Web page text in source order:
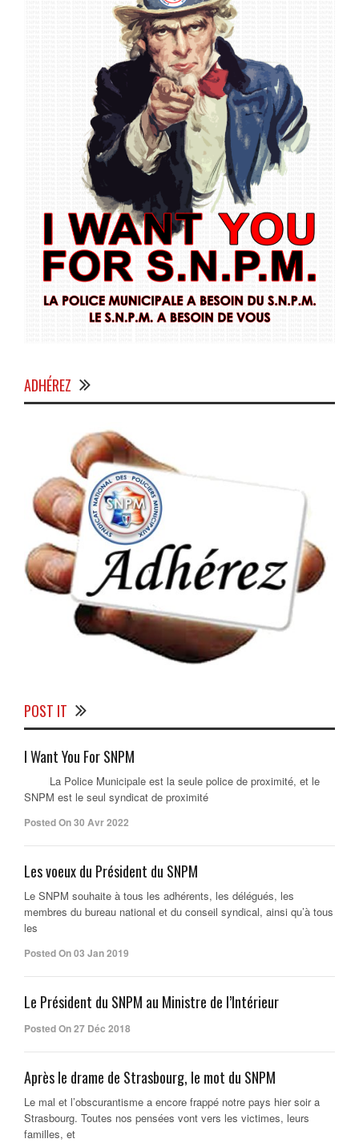
ADHÉREZ
POST IT
I Want You For SNPM
La Police Municipale est la seule police de proximité, et le
SNPM est le seul syndicat de proximité
Posted On 30 Avr 2022
Les voeux du Président du SNPM
Le SNPM souhaite à tous les adhérents, les délégués, les
membres du bureau national et du conseil syndical, ainsi qu’à tous
les
Posted On 03 Jan 2019
Le Président du SNPM au Ministre de l’Intérieur
Posted On 27 Déc 2018
Après le drame de Strasbourg, le mot du SNPM
Le mal et l’obscurantisme a encore frappé notre pays hier soir a
Strasbourg. Toutes nos pensées vont vers les victimes, leurs
familles, et